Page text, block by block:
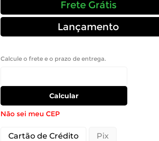
Frete Grátis
Lançamento
Calcule o frete e o prazo de entrega.
Calcular
Não sei meu CEP
Cartão de Crédito Pix